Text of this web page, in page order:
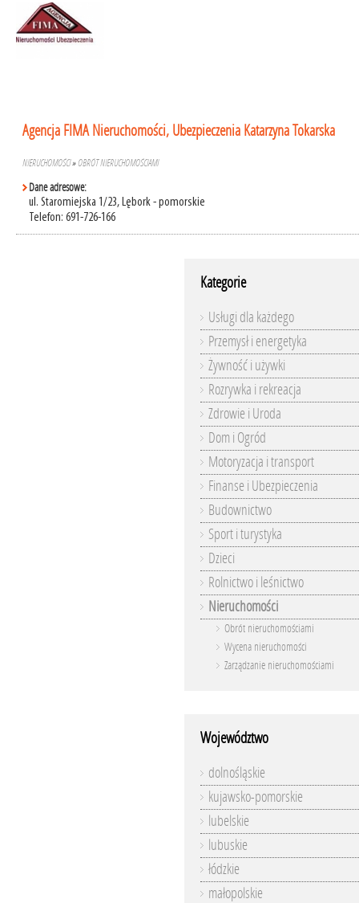
Agencja FIMA Nieruchomości, Ubezpieczenia Katarzyna Tokarska
NIERUCHOMOŚCI» OBRÓT NIERUCHOMOŚCIAMI
Dane adresowe:
ul. Staromiejska 1/23, Lębork - pomorskie
Telefon: 691-726-166
Kategorie
Usługi dla każdego
Przemysł i energetyka
Żywność i używki
Rozrywka i rekreacja
Zdrowie i Uroda
Dom i Ogród
Motoryzacja i transport
Finanse i Ubezpieczenia
Budownictwo
Sport i turystyka
Dzieci
Rolnictwo i leśnictwo
Nieruchomości
Obrót nieruchomościami
Wycena nieruchomości
Zarządzanie nieruchomościami
Województwo
dolnośląskie
kujawsko-pomorskie
lubelskie
lubuskie
łódzkie
małopolskie